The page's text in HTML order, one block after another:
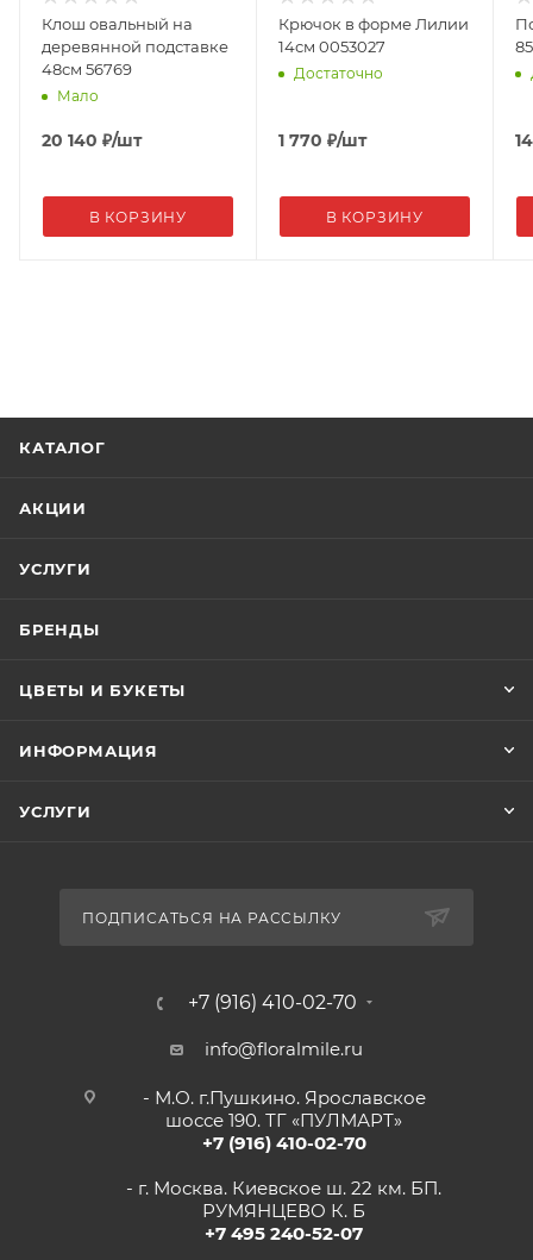
Клош овальный на
деревянной подставке
48см 56769
Мало
20 140 ₽/шт
В КОРЗИНУ
Крючок в форме Лилии
14см 0053027
Достаточно
1 770 ₽/шт
В КОРЗИНУ
КАТАЛОГ
АКЦИИ
УСЛУГИ
БРЕНДЫ
ЦВЕТЫ И БУКЕТЫ
ИНФОРМАЦИЯ
УСЛУГИ
ПОДПИСАТЬСЯ НА РАССЫЛКУ
+7 (916) 410-02-70
info@floralmile.ru
- М.О. г.Пушкино. Ярославское
шоссе 190. ТГ «ПУЛМАРТ»
+7 (916) 410-02-70
- г. Москва. Киевское ш. 22 км. БП.
РУМЯНЦЕВО К. Б
+7 495 240-52-07